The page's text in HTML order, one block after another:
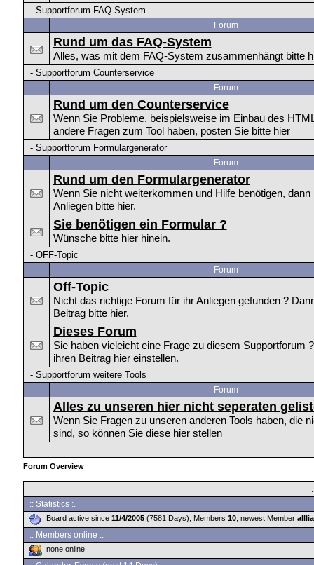
- Supportforum FAQ-System
Forum
Rund um das FAQ-System
Alles, was mit dem FAQ-System zusammenhängt bitte
- Supportforum Counterservice
Forum
Rund um den Counterservice
Wenn Sie Probleme, beispielsweise im Einbau des
andere Fragen zum Tool haben, posten Sie bitte hier
- Supportforum Formulargenerator
Forum
Rund um den Formulargenerator
Wenn Sie nicht weiterkommen und Hilfe benötigen, dann
Anliegen bitte hier.
Sie benötigen ein Formular ?
Wünsche bitte hier hinein.
- OFF-Topic
Forum
Off-Topic
Nicht das richtige Forum für ihr Anliegen gefunden ?
Beitrag bitte hier.
Dieses Forum
Sie haben vieleicht eine Frage zu diesem Supportforum
ihren Beitrag hier einstellen.
- Supportforum weitere Tools
Forum
Alles zu unseren hier nicht seperaten
Wenn Sie Fragen zu unseren anderen Tools haben, die
sind, so können Sie diese hier stellen
Forum Overview
:: Statistics :.
Board active since 11/4/2005(7581 Days), Members 10, newest Member
:: Members online :.
none online